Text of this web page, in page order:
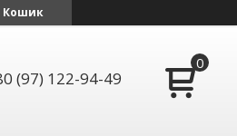
Кошик
(97) 122-94-49